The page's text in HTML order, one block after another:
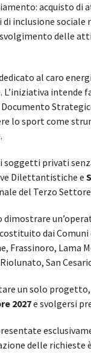
acquisto
inclusione
delle
al caro
L’iniziativa
Documento
lo sport come
soggetti privati
Dilettantistiche e
del Terzo
dai
Frassinoro,
San
un solo
2027e svolgersi
delle richieste